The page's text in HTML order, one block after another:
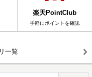
楽天PointClub
手軽にポイントを確認
一覧